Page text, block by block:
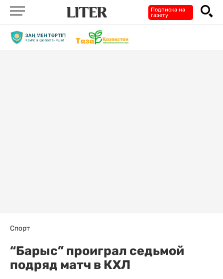
Подписка на
газету
Спорт
“Барыс” проиграл седьмой
подряд матч в КХЛ